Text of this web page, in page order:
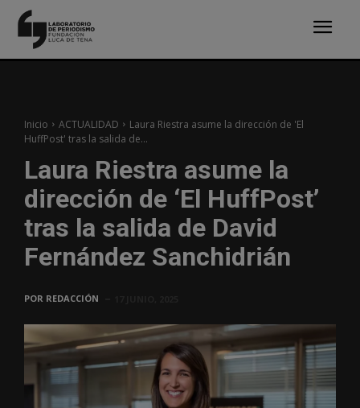
Inicio ACTUALIDAD
Laura Riestra asume la dirección de 'El
HuffPost' tras la salida de...
Laura Riestra asume la
dirección de ‘El HuffPost’
tras la salida de David
Fernández Sanchidrián
POR REDACCIÓN